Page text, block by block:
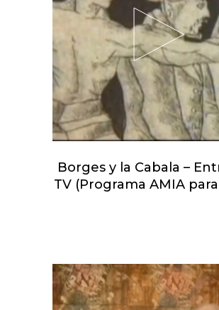
Borges y la Cabala –
TV (Programa AMIA